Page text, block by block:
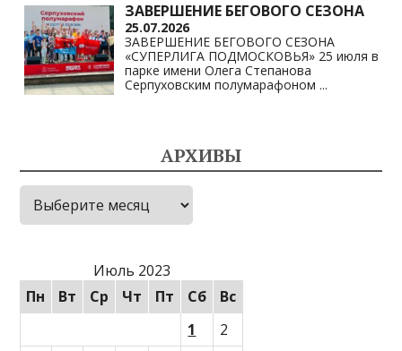
ЗАВЕРШЕНИЕ БЕГОВОГО СЕЗОНА
25.07.2026
ЗАВЕРШЕНИЕ БЕГОВОГО СЕЗОНА
«СУПЕРЛИГА ПОДМОСКОВЬЯ» 25 июля в
парке имени Олега Степанова
Серпуховским полумарафоном ...
АРХИВЫ
Архивы
Июль 2023
Пн
Вт Ср Чт Пт Сб
Вс
1
2